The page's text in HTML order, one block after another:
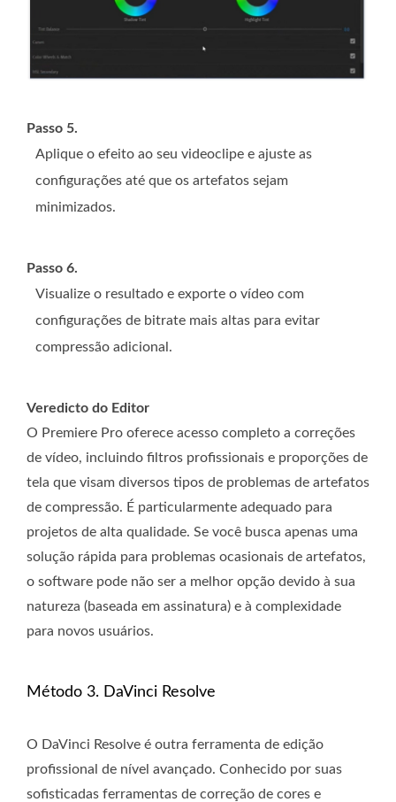
Passo 5.
Aplique o efeito ao seu videoclipe e ajuste as
configurações até que os artefatos sejam
minimizados.
Passo 6.
Visualize o resultado e exporte o vídeo com
configurações de bitrate mais altas para evitar
compressão adicional.
Veredicto do Editor
O Premiere Pro oferece acesso completo a correções
de vídeo, incluindo filtros profissionais e proporções de
tela que visam diversos tipos de problemas de artefatos
de compressão. É particularmente adequado para
projetos de alta qualidade. Se você busca apenas uma
solução rápida para problemas ocasionais de artefatos,
o software pode não ser a melhor opção devido à sua
natureza (baseada em assinatura) e à complexidade
para novos usuários.
Método 3. DaVinci Resolve
O DaVinci Resolve é outra ferramenta de edição
profissional de nível avançado. Conhecido por suas
sofisticadas ferramentas de correção de cores e